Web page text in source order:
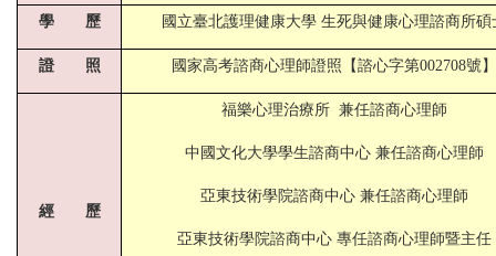
學 歷 國立臺北護理健康大學 生死與健康心理諮商所碩
證 照 國家高考諮商心理師證照【諮心字第002708號】
經 歷
福樂心理治療所 兼任諮商心理師
中國文化大學學生諮商中心 兼任諮商心理師
​亞東技術學院諮商中心 兼任諮商心理師
亞東技術學院諮商中心 專任諮商心理師暨主任